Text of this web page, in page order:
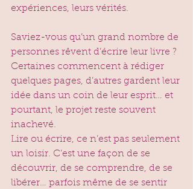
expériences, leurs vérités.
Saviez-vous qu’un grand nombre de
personnes rêvent d’écrire leur livre ?
Certaines commencent à rédiger
quelques pages, d’autres gardent leur
idée dans un coin de leur esprit… et
pourtant, le projet reste souvent
inachevé.
Lire ou écrire, ce n’est pas seulement
un loisir. C’est une façon de se
découvrir, de se comprendre, de se
libérer… parfois même de se sentir